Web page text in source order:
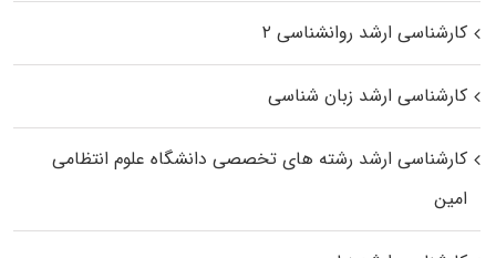
کارشناسی ارشد روانشناسی ۲
کارشناسی ارشد زبان شناسی
کارشناسی ارشد رﺷﺘﻪ ﻫﺎی تخصصی داﻧﺸﮕﺎه ﻋﻠﻮم انتظامی
اﻣﻴﻦ